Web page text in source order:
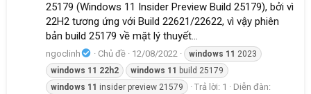
25179 (Windows 11 Insider Preview Build 25179), bởi vì
22H2 tương ứng với Build 22621/22622, vì vậy phiên
bản build 25179 về mặt lý thuyết...
ngoclinh Chủ đề 12/08/2022 windows 11 2023
windows 11 22h2 windows 11 build 25179
windows 11 insider preview 21579 Trả lời: 1
Diễn đàn: